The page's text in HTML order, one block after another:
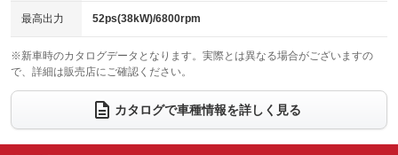
チップアップシート
：装備なし
電動格納サードシート
：装備なし シートヒーター
：装備なし
ウォークスルー
電動リアゲート フロントカメラ
：装備なし
シートエアコン
：装備なし 全周囲カメラ
：装備なし
最高出力 52ps(38kW)/6800rpm
※新車時のカタログデータとなります。実際とは異なる場合がございますの
で、詳細は販売店にご確認ください。
カタログで車種情報を詳しく見る